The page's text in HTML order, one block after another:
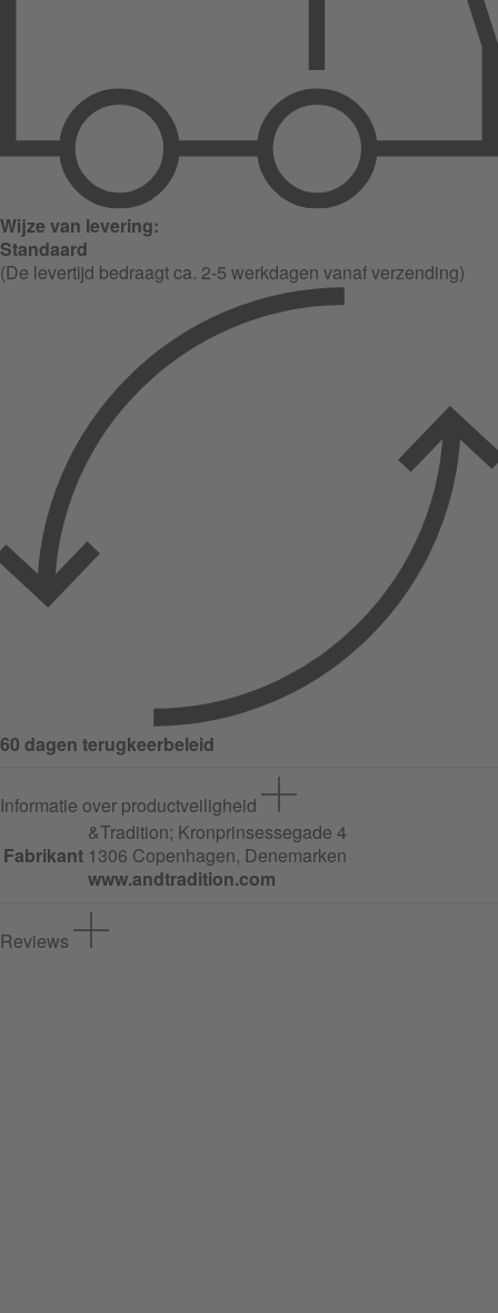
Wijze van levering:
Standaard
(De levertijd bedraagt ca. 2-5 werkdagen vanaf verzending)
60 dagen terugkeerbeleid
Informatie over productveiligheid
Fabrikant
&Tradition; Kronprinsessegade 4
1306 Copenhagen, Denemarken
www.andtradition.com
Reviews